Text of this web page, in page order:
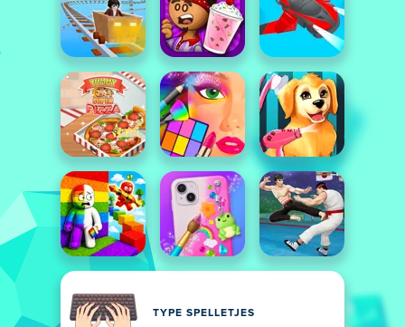
TYPE SPELLETJES